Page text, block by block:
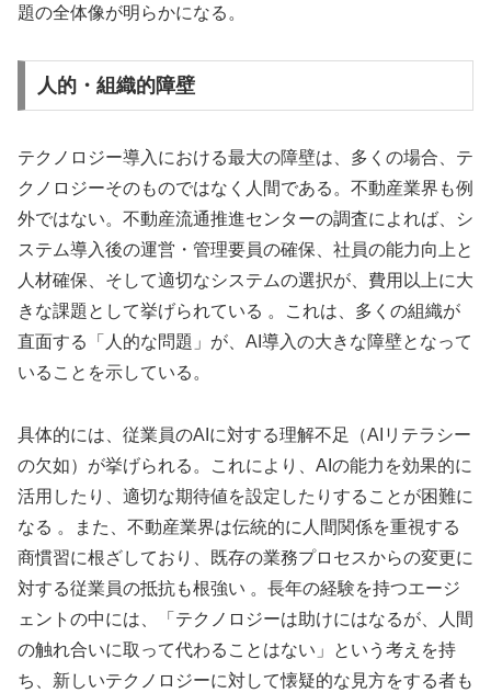
題の全体像が明らかになる。
人的・組織的障壁
テクノロジー導入における最大の障壁は、多くの場合、テ
クノロジーそのものではなく人間である。不動産業界も例
外ではない。不動産流通推進センターの調査によれば、シ
ステム導入後の運営・管理要員の確保、社員の能力向上と
人材確保、そして適切なシステムの選択が、費用以上に大
きな課題として挙げられている 。これは、多くの組織が
直面する「人的な問題」が、AI導入の大きな障壁となって
いることを示している。
具体的には、従業員のAIに対する理解不足（AIリテラシー
の欠如）が挙げられる。これにより、AIの能力を効果的に
活用したり、適切な期待値を設定したりすることが困難に
なる 。また、不動産業界は伝統的に人間関係を重視する
商慣習に根ざしており、既存の業務プロセスからの変更に
対する従業員の抵抗も根強い 。長年の経験を持つエージ
ェントの中には、「テクノロジーは助けにはなるが、人間
の触れ合いに取って代わることはない」という考えを持
ち、新しいテクノロジーに対して懐疑的な見方をする者も